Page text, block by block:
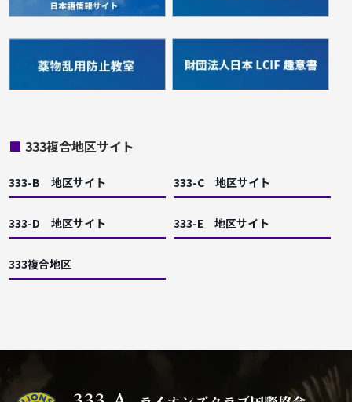
■ 333複合地区サイト
333-B 地区サイト 333-C 地区サイト
333-D 地区サイト 333-E 地区サイト
333複合地区